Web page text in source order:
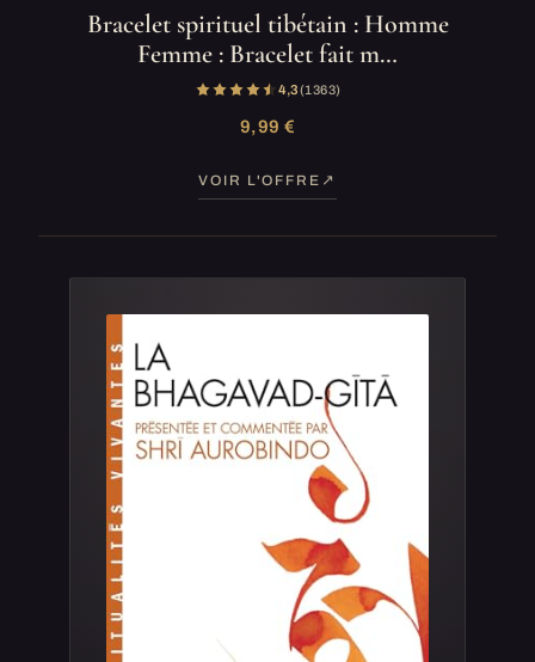
Bracelet spirituel tibétain : Homme
Femme : Bracelet fait m…
4,3(1 363)
9,99 €
VOIR L'OFFRE